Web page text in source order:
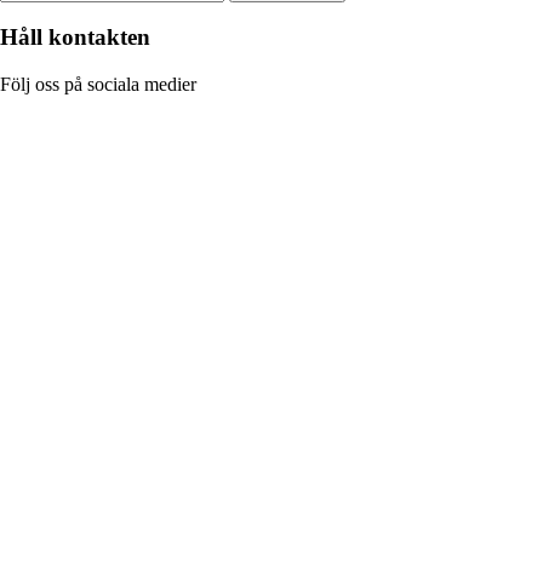
Håll kontakten
Följ oss på sociala medier